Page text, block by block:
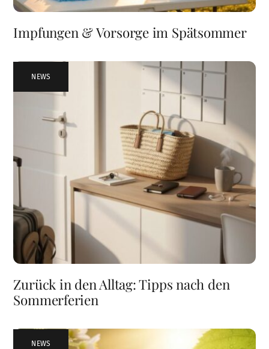
Impfungen & Vorsorge im Spätsommer
NEWS
Zurück in den Alltag: Tipps nach den
Sommerferien
NEWS